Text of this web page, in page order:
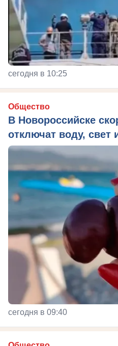
сегодня в 10:25
Общество
В Новороссийске
отключат воду, свет
сегодня в 09:40